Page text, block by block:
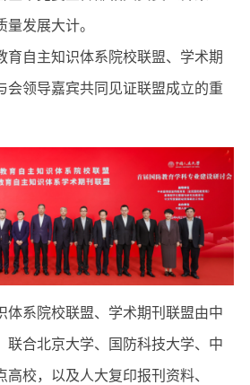
发展大计。
育自主知识体系院校联盟、学术期
会领导嘉宾共同见证联盟成立的重
体系院校联盟、学术期刊联盟由中
联合北京大学、国防科技大学、中
高校，以及人大复印报刊资料、